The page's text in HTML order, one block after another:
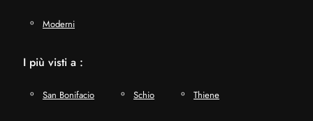
Moderni
I più visti a :
San Bonifacio Schio Thiene